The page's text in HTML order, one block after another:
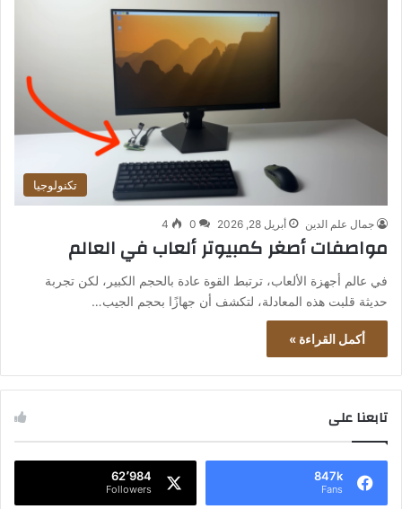
تكنولوجيا
جمال علم الدين أبريل 28, 2026 0
4
مواصفات أصغر كمبيوتر ألعاب في العالم
في عالم أجهزة الألعاب، ترتبط القوة عادة بالحجم الكبير، لكن تجربة
حديثة قلبت هذه المعادلة، لتكشف أن جهازًا بحجم الجيب…
أكمل القراءة »
تابعنا على
847k
Fans
62٬984
Followers